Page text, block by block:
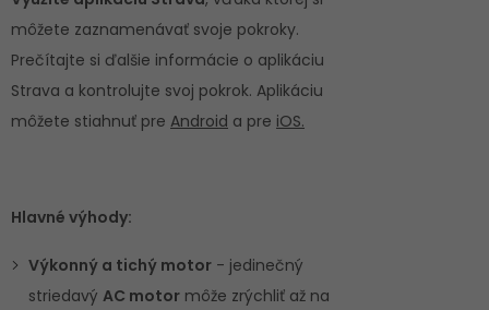
môžete zaznamenávať svoje pokroky.
Prečítajte si ďalšie informácie o aplikáciu
Strava a kontrolujte svoj pokrok. Aplikáciu
môžete stiahnuť pre Android a pre iOS.
Hlavné výhody:
Výkonný a tichý motor - jedinečný
striedavý AC motor môže zrýchliť až na